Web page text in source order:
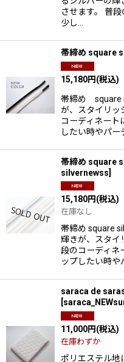
させます。 普
少し…
帯締め square
15,180円(税込)
帯締め square
が、スタイリッ
コーディネート
したい時やパー
帯締め square
silvernewss
15,180円(税込)
在庫なし
帯締め square
輝きが、スタイ
段のコーディネ
ップしたい時や
saraca de
11,000円(税込)
在庫わずか
ポリエステル地